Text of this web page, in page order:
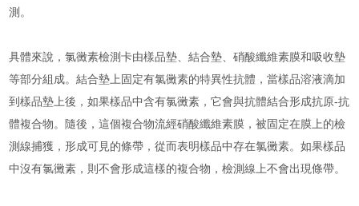
測。
具體來說，氯黴素檢測卡由樣品墊、結合墊、硝酸纖維素膜和吸收墊
等部分組成。結合墊上固定有氯黴素的特異性抗體，當樣品溶液滴加
到樣品墊上後，如果樣品中含有氯黴素，它會與抗體結合形成抗原-抗
體複合物。隨後，這個複合物流經硝酸纖維素膜，被固定在膜上的檢
測線捕獲，形成可見的條帶，從而表明樣品中存在氯黴素。如果樣品
中沒有氯黴素，則不會形成這樣的複合物，檢測線上不會出現條帶。